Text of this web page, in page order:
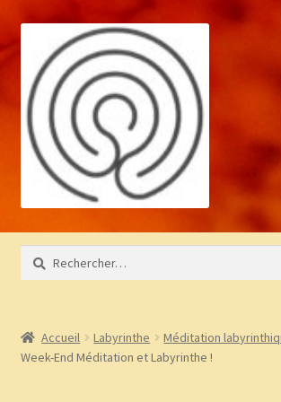
navigation
contenu
Accueil
À propos
Bibliothèque
Rechercher :
Accueil Labyrinthe Méditation
Week-End Méditation et Labyrinthe !